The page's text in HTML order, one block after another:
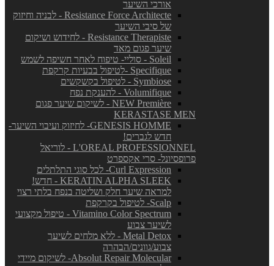
אורכי השיער
Resistance Force Architecte - לבניה וחיזוק
של סיבי השיער
Resistance Therapiste - לחידוש ושיקום
שיער פגום מאד
Soleil - סוליי- טיפוח לאחר חשיפה לשמש
Specifique -לטיפול בבעיות קרקפת
Symbiose - לטיפול בקשקשים
Volumifique - להענקת נפח
NEW Première - לשיקום שיער פגום
KERASTASE MEN
GENESIS HOMME- לחיזוק ועיבוי השיער-
חדש לגברים!
L'OREAL PROFESSIONNEL - לוריאל
פרופסיונל- סרי אקספרט
Curl Expression- לכל סוגי התלתלים
KERATIN ALPHA SLEEK - חדש!
למראה שיער חלק ושליטה בנפח בלתי רצוי
Scalp- לטיפול בקרקפת
Vitamino Color Spectrum - טיפול מקצועי
לשיער צבוע
Metal Detox - ללא מלחים לשיער
צבוע/גוונים/הבהרה
Absolut Repair Molecular- לשיקום מיידי